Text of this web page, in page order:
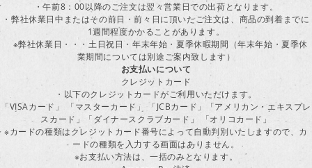
・午前8：00以降のご注文は翌々営業日での出荷となります。
・弊社休業日中またはその前日・前々日に頂いたご注文は、商品の到着までに
1週間程度かかることがあります。
※弊社休業日・・・土日祝日・年末年始・夏季休暇期間（年末年始・夏季休
業期間については別途ご案内致します）
お支払いについて
クレジットカード
・以下のクレジットカードがご利用いただけます。
「VISAカード」 「マスターカード」 「JCBカード」「アメリカン・エキスプレ
スカード」「ダイナースクラブカード」 「オリコカード」
※カードの種類はクレジットカード番号によって自動判別いたしますので、カ
ードの種類を入力する画面はありません。
※お支払い方法は、一括のみとなります。